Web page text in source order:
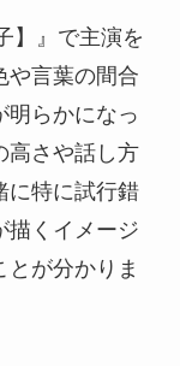
】』で主演を
や言葉の間合
明らかになっ
高さや話し方
に特に試行錯
描くイメージ
が分かりま